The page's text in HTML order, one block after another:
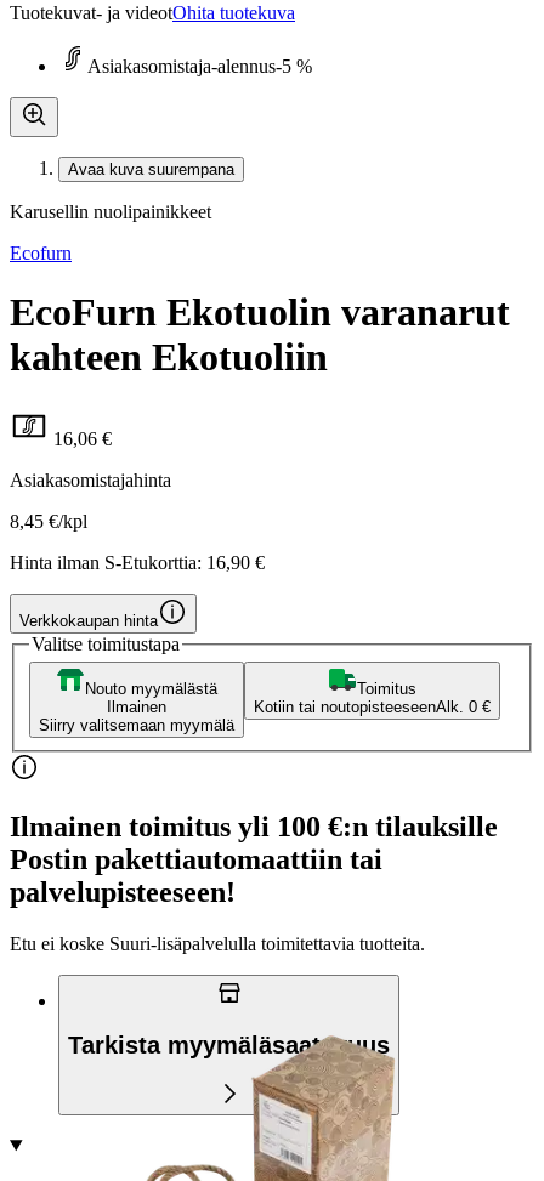
Tuotekuvat- ja videotOhita tuotekuva
Asiakasomistaja-alennus-5 %
Avaa kuva suurempana
Karusellin nuolipainikkeet
Ecofurn
EcoFurn Ekotuolin varanarut
kahteen Ekotuoliin
16,06 €
Asiakasomistajahinta
8,45 €/kpl
Hinta ilman S-Etukorttia: 16,90 €
Verkkokaupan hinta
Valitse toimitustapa
Nouto myymälästä
Ilmainen
Siirry valitsemaan myymälä
Toimitus
Kotiin tai noutopisteeseenAlk. 0 €
Ilmainen toimitus yli 100 €:n tilauksille
Postin pakettiautomaattiin tai
palvelupisteeseen!
Etu ei koske Suuri‑lisäpalvelulla toimitettavia tuotteita.
Tarkista myymäläsaatavuus